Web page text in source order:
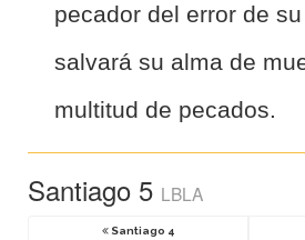
pecador del error de
salvará su alma de
multitud de pecados.
Santiago 5 LBLA
Santiago 4